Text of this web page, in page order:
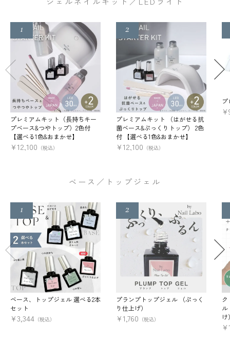
プレミアムキット（長持ちキー
プベース&つやトップ）2色付
【選べる1色&おまかせ】
¥12,100 （税込）
プレミアムキット （はがせる抗
菌ベース&ぷっくりトップ） 2色
付 【選べる1色&おまかせ】
¥12,100 （税込）
¥
ベース／トップジェル
ベース、トップジェル 選べる2本
セット
¥3,344 （税込）
プランプトップジェル （ぷっく
り仕上げ）
¥1,760 （税込）
ル
け
¥